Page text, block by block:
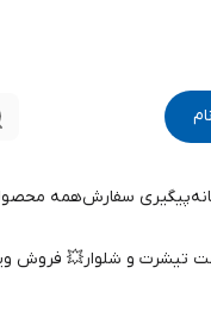
پیگیری سفارشهمه
تیشرت و شلوار💥 فروش